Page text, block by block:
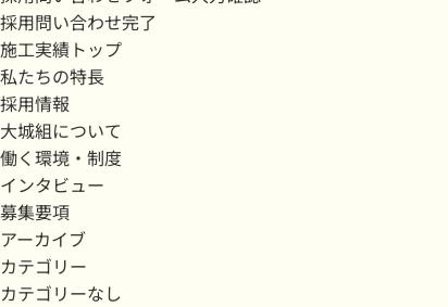
採用問い合わせ完了
施工実績トップ
私たちの特長
採用情報
大城組について
働く環境・制度
インタビュー
募集要項
アーカイブ
カテゴリー
カテゴリーなし